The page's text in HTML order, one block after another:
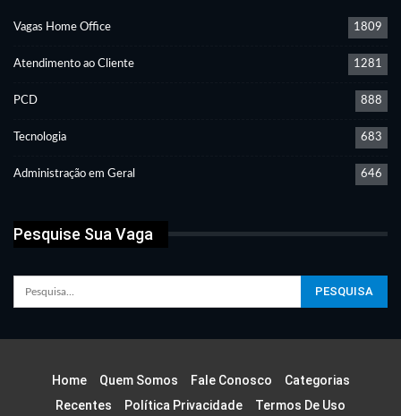
Vagas Home Office 1809
Atendimento ao Cliente 1281
PCD 888
Tecnologia 683
Administração em Geral 646
Pesquise Sua Vaga
Home Quem Somos Fale Conosco
Categorias
Recentes
Política Privacidade Termos De Uso